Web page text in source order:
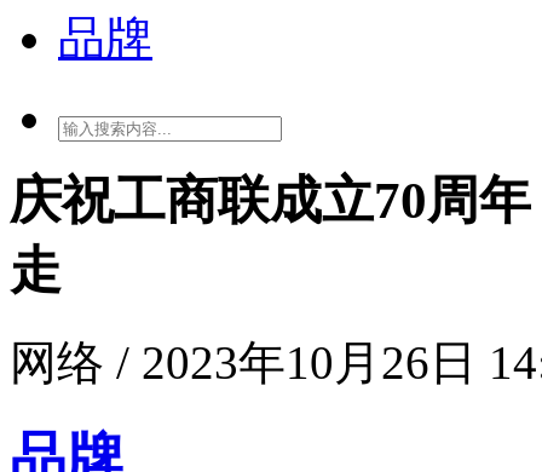
品牌
庆祝工商联成立70周
走
网络 / 2023年10月26日
品牌